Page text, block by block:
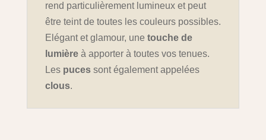
rend particulièrement lumineux et peut
être teint de toutes les couleurs possibles.
Elégant et glamour, une touche de
lumièreà apporter à toutes vos tenues.
Les pucessont également appelées
clous.